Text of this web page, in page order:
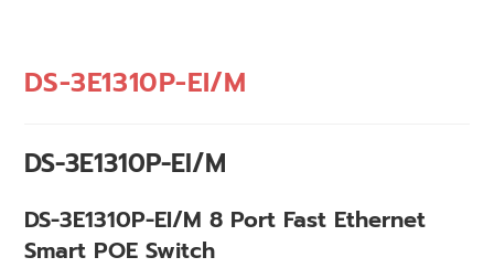
DS-3E1310P-EI/M
DS-3E1310P-EI/M
DS-3E1310P-EI/M 8 Port Fast Ethernet
Smart POE Switch